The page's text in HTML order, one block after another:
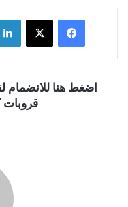
فيسبوك ‫X
اضغط هنا
قروبات